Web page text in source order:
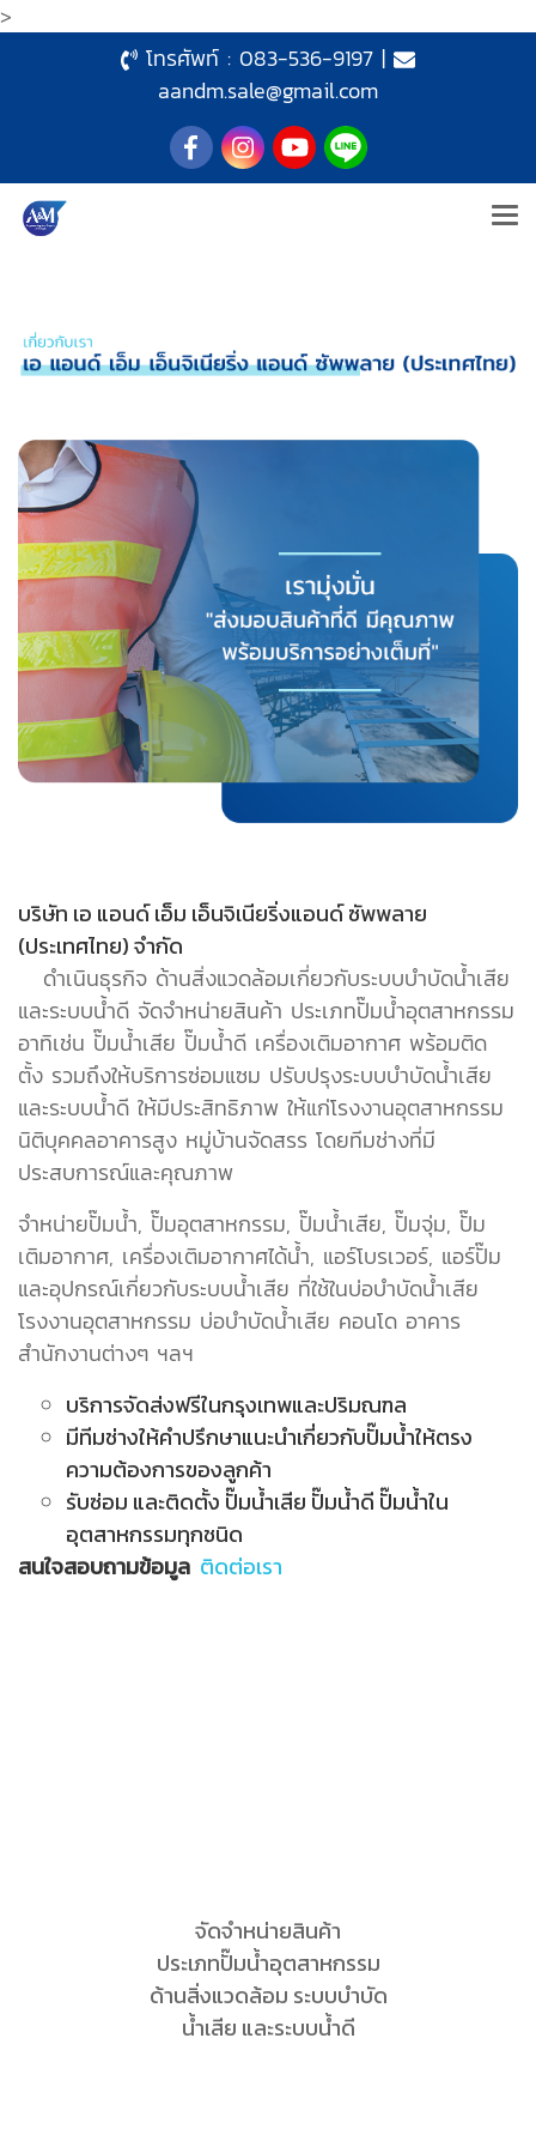
>
โทรศัพท์ : 083-536-9197|
aandm.sale@gmail.com
บริษัท เอ แอนด์ เอ็ม เอ็นจิเนียริ่งแอนด์ ซัพพลาย
(ประเทศไทย) จำกัด
ดำเนินธุรกิจ ด้านสิ่งแวดล้อมเกี่ยวกับระบบบำบัดน้ำเสีย
และระบบน้ำดี จัดจำหน่ายสินค้า ประเภทปั๊มน้ำอุตสาหกรรม
อาทิเช่น ปั๊มน้ำเสีย ปั๊มน้ำดี เครื่องเติมอากาศ พร้อมติด
ตั้ง รวมถึงให้บริการซ่อมแซม ปรับปรุงระบบบำบัดน้ำเสีย
และระบบน้ำดี ให้มีประสิทธิภาพ ให้แก่โรงงานอุตสาหกรรม
นิติบุคคลอาคารสูง หมู่บ้านจัดสรร โดยทีมช่างที่มี
ประสบการณ์และคุณภาพ
จำหน่ายปั๊มน้ำ, ปั๊มอุตสาหกรรม, ปั๊มน้ำเสีย, ปั๊มจุ่ม, ปั๊ม
เติมอากาศ, เครื่องเติมอากาศได้น้ำ, แอร์โบรเวอร์, แอร์ปั๊ม
และอุปกรณ์เกี่ยวกับระบบน้ำเสีย ที่ใช้ในบ่อบำบัดน้ำเสีย
โรงงานอุตสาหกรรม บ่อบำบัดน้ำเสีย คอนโด​ ​อาคาร
สำนักงานต่างๆ ฯลฯ
บริการจัดส่งฟรีในกรุงเทพและปริมณฑล
มีทีมช่างให้คำปรึกษาแนะนำเกี่ยวกับปั๊มน้ำให้ตรง
ความต้องการของลูกค้า
รับซ่อม และติดตั้ง ปั๊มน้ำเสีย ปั๊มน้ำดี ปั๊มน้ำใน
อุตสาหกรรมทุกชนิด
สนใจสอบถามข้อมูล ติดต่อเรา
จัดจำหน่ายสินค้า
ประเภทปั๊มน้ำอุตสาหกรรม
ด้านสิ่งแวดล้อม ระบบบำบัด
น้ำเสีย และระบบน้ำดี